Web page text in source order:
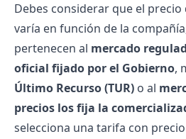
Debes considerar que el
varía en función de la
pertenecen al mercado
oficial fijado por el Gobierno,
Último Recurso (TUR) o al
precios los fija la
selecciona una tarifa con